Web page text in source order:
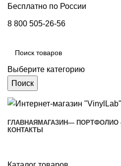
Бесплатно по России
8 800 505-26-56
Выберите категорию
Поиск
ГЛАВНАЯ МАГАЗИН— ПОРТФОЛИО
КОНТАКТЫ